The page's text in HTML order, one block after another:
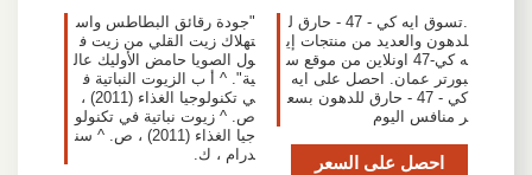
.تسوق ايه كي - 47 - حارق ل
لدهون والعديد من منتجات إي
ه كي-47 اونلاين من موقع س
بورتر عمان. احصل على ايه
كي - 47 - حارق للدهون بسع
ر منافس اليوم
احصل على السعر
"جودة رقائق البطاطس واس
تهلاك زيت القلي من زيت ف
ول الصويا حامض الأوليك عال
ية". ^ أ ب الزيوت النباتية ف
ي تكنولوجيا الغذاء (2011) ،
ص. ^ زيوت نباتية في تكنولو
جيا الغذاء (2011) ، ص. ^ سن
درام ، ك.